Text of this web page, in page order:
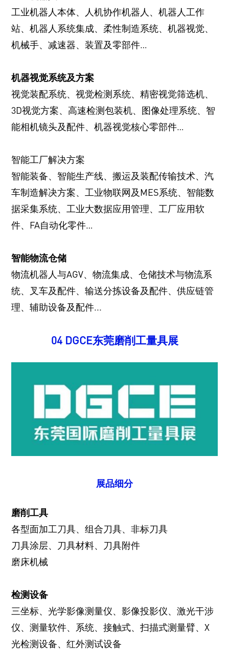
工业机器人本体、人机协作机器人、机器人工作
站、机器人系统集成、柔性制造系统、机器视觉、
机械手、减速器、装置及零部件…
机器视觉系统及方案
视觉装配系统、视觉检测系统、精密视觉筛选机、
3D视觉方案、高速检测包装机、图像处理系统、智
能相机镜头及配件、机器视觉核心零部件…
智能工厂解决方案
智能装备、智能生产线、搬运及装配传输技术、汽
车制造解决方案、工业物联网及MES系统、智能数
据采集系统、工业大数据应用管理、工厂应用软
件、FA自动化零件…
智能物流仓储
物流机器人与AGV、物流集成、仓储技术与物流系
统、叉车及配件、输送分拣设备及配件、供应链管
理、辅助设备及配件...
04 DGCE东莞磨削工量具展
展品细分
磨削工具
各型面加工刀具、组合刀具、非标刀具
刀具涂层、刀具材料、刀具附件
磨床机械
检测设备
三坐标、光学影像测量仪、影像投影仪、激光干涉
仪、测量软件、系统、接触式、扫描式测量臂、X
光检测设备、红外测试设备